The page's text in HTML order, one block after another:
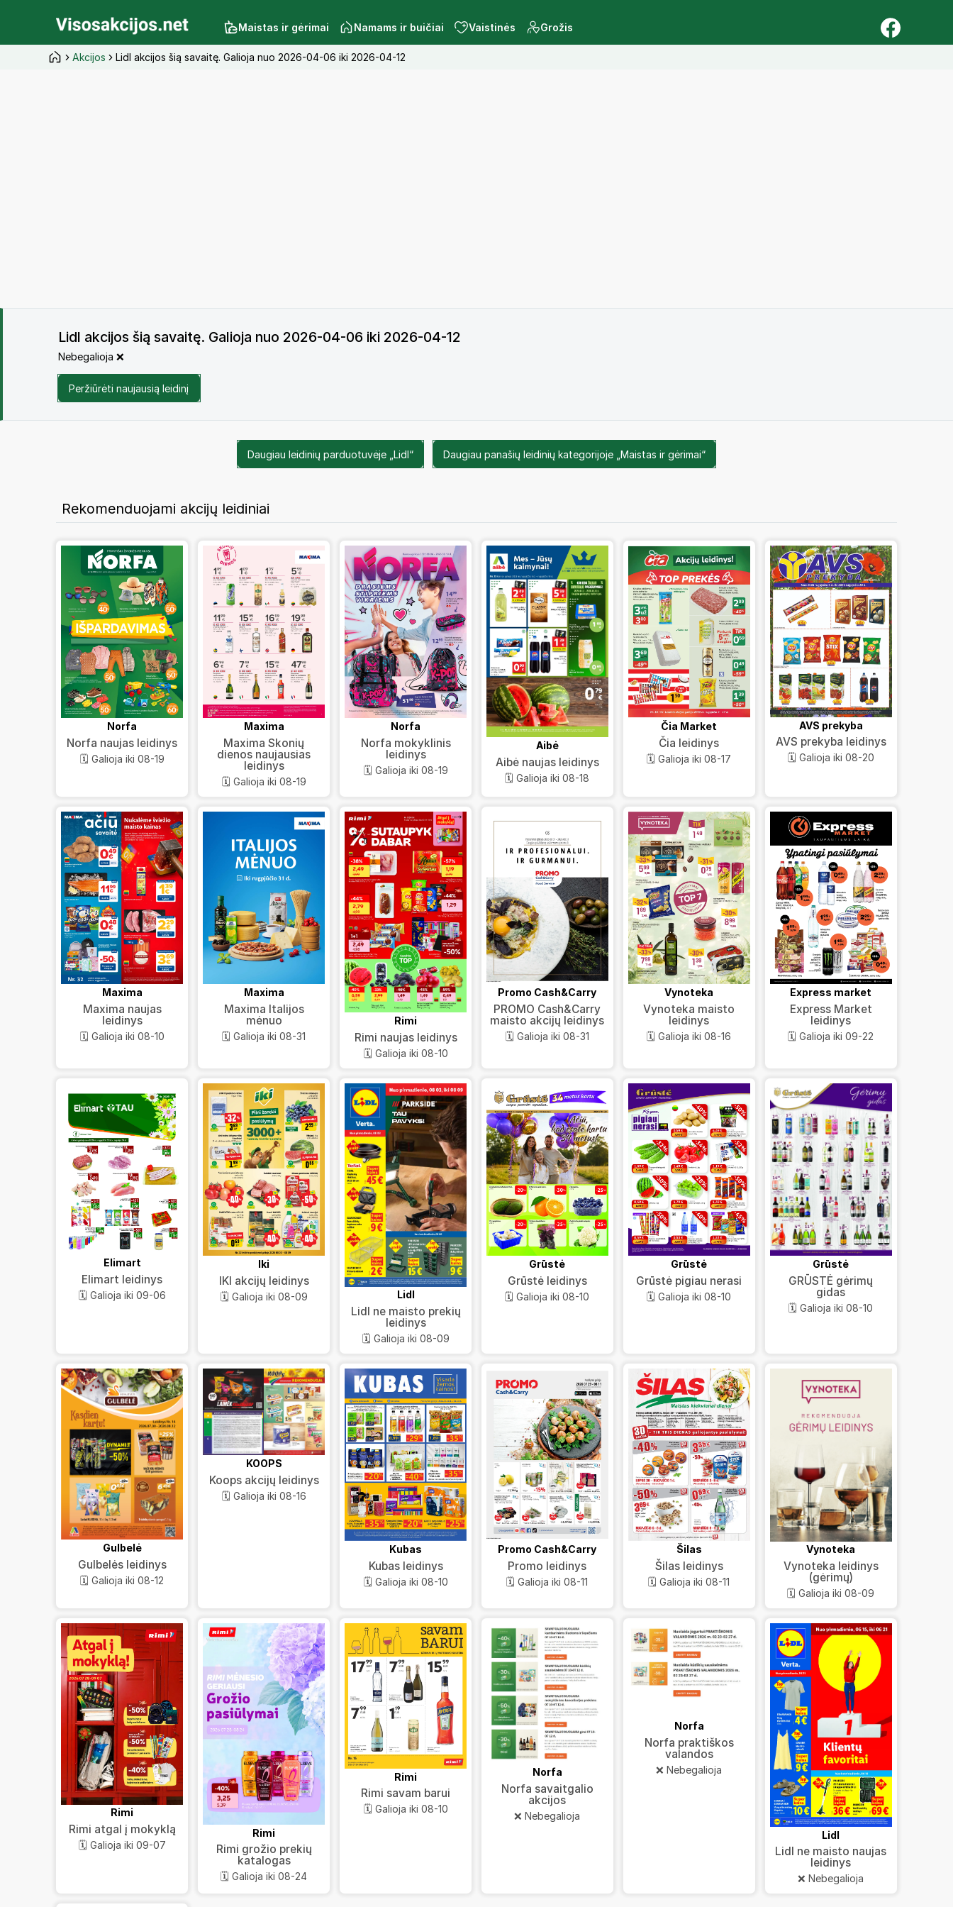
Maistas ir gėrimai Namams ir buičiai Vaistinės Grožis
Akcijos Lidl akcijos šią savaitę. Galioja nuo 2026-04-06 iki 2026-04-12
Lidl akcijos šią savaitę. Galioja nuo 2026-04-06 iki 2026-04-12
Nebegalioja ❌
Peržiūrėti naujausią leidinį
Daugiau leidinių parduotuvėje „Lidl“ Daugiau panašių leidinių kategorijoje „Maistas ir gėrimai“
Rekomenduojami akcijų leidiniai
Norfa
Norfa naujas leidinys
🗓️ Galioja iki 08-19
Maxima
Maxima Skonių
dienos naujausias
leidinys
🗓️ Galioja iki 08-19
Norfa
Norfa mokyklinis
leidinys
🗓️ Galioja iki 08-19
Aibė
Aibė naujas leidinys
🗓️ Galioja iki 08-18
Čia Market
Čia leidinys
🗓️ Galioja iki 08-17
AVS prekyba
AVS prekyba leidinys
🗓️ Galioja iki 08-20
Maxima
Maxima naujas
leidinys
🗓️ Galioja iki 08-10
Maxima
Maxima Italijos
mėnuo
🗓️ Galioja iki 08-31
Rimi
Rimi naujas leidinys
🗓️ Galioja iki 08-10
Promo Cash&Carry
PROMO Cash&Carry
maisto akcijų leidinys
🗓️ Galioja iki 08-31
Vynoteka
Vynoteka maisto
leidinys
🗓️ Galioja iki 08-16
Express market
Express Market
leidinys
🗓️ Galioja iki 09-22
Elimart
Elimart leidinys
🗓️ Galioja iki 09-06
Iki
IKI akcijų leidinys
🗓️ Galioja iki 08-09 Lidl
Lidl ne maisto prekių
leidinys
🗓️ Galioja iki 08-09
Grūstė
Grūstė leidinys
🗓️ Galioja iki 08-10
Grūstė
Grūstė pigiau nerasi
🗓️ Galioja iki 08-10
Grūstė
GRŪSTĖ gėrimų
gidas
🗓️ Galioja iki 08-10
Gulbelė
Gulbelės leidinys
🗓️ Galioja iki 08-12
KOOPS
Koops akcijų leidinys
🗓️ Galioja iki 08-16
Kubas
Kubas leidinys
🗓️ Galioja iki 08-10
Promo Cash&Carry
Promo leidinys
🗓️ Galioja iki 08-11
Šilas
Šilas leidinys
🗓️ Galioja iki 08-11
Vynoteka
Vynoteka leidinys
(gėrimų)
🗓️ Galioja iki 08-09
Rimi
Rimi atgal į mokyklą
🗓️ Galioja iki 09-07
Rimi
Rimi grožio prekių
katalogas
🗓️ Galioja iki 08-24
Rimi
Rimi savam barui
🗓️ Galioja iki 08-10
Norfa
Norfa savaitgalio
akcijos
❌ Nebegalioja
Norfa
Norfa praktiškos
valandos
❌ Nebegalioja
Lidl
Lidl ne maisto naujas
leidinys
❌ Nebegalioja